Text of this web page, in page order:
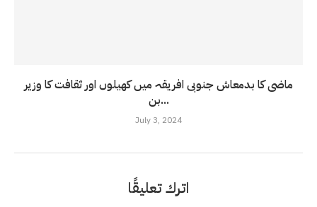
ماضی کا بدمعاش جنوبی افریقہ میں کھیلوں اور ثقافت کا وزیر
بن...
July 3, 2024
اترك تعليقًا